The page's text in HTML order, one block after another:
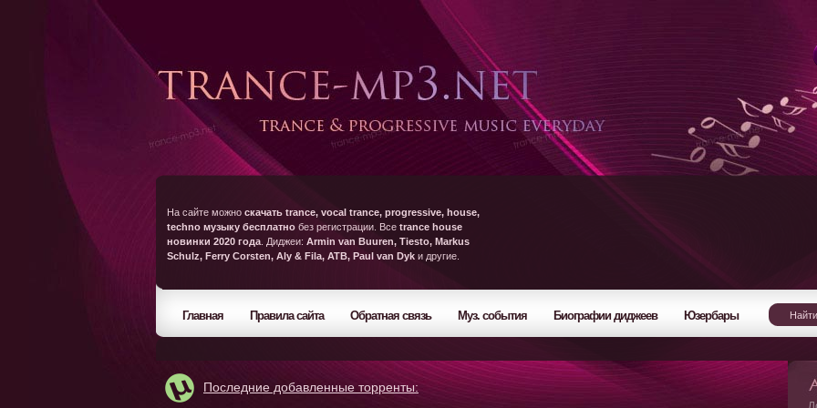
На сайте можно скачать trance, vocal trance, progressive, house,
techno музыку бесплатно без регистрации. Все trance house
новинки 2020 года . Диджеи: Armin van Buuren, Tiesto, Markus
Schulz, Ferry Corsten, Aly & Fila, ATB, Paul van Dyk и другие.
Главная Правила сайта Обратная связь Муз. события Биографии диджеев Юзербары
Последние добавленные торренты: